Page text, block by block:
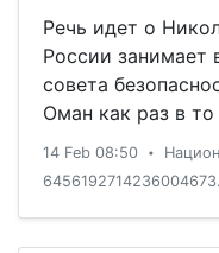
Речь идет о
России занимает
совета
Оман как раз в то
14 Feb 08:50 •